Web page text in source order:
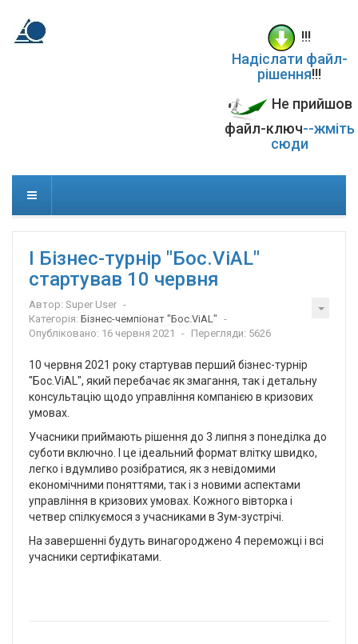
!!!
Надіслати файл-
рішення!!!
Не прийшов
файл-ключ--жміть
сюди
І Бізнес-турнір "Бос.ViAL"
стартував 10 червня
Автор: Super User
Категорія: Бізнес-чемпіонат "Бос.ViAL"
Опубліковано: 16 червня 2021
Перегляди: 5626
10 червня 2021 року стартував перший бізнес-турнір
"Бос.ViAL", який перебачає як змагання, так і детальну
консультацію щодо управління компанією в кризових
умовах.
Учасники приймають рішення до 3 липня з понеділка до
суботи включно. І це ідеальний формат влітку швидко,
легко і вдумливо розібратися, як з невідомими
економічними поняттями, так і з новими аспектами
управління в кризових умовах. Кожного вівторка і
четвер спілкуємося з учасниками в Зум-зустрічі.
На завершенні будуть винагороджено 4 переможці і всі
учасники сертифікатами.